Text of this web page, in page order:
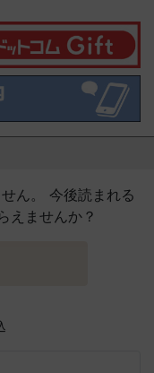
ん。 今後読まれる
えませんか？